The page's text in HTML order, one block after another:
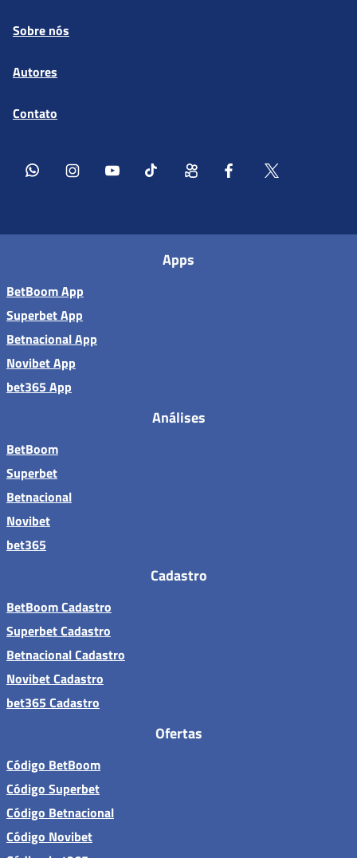
Sobre nós
Autores
Contato
Apps
BetBoom App
Superbet App
Betnacional App
Novibet App
bet365 App
Análises
BetBoom
Superbet
Betnacional
Novibet
bet365
Cadastro
BetBoom Cadastro
Superbet Cadastro
Betnacional Cadastro
Novibet Cadastro
bet365 Cadastro
Ofertas
Código BetBoom
Código Superbet
Código Betnacional
Código Novibet